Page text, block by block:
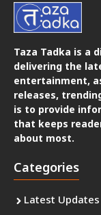
Taza Tadka is a
delivering the
entertainment,
releases,
is to provide
that keeps
about most.
Categories
Latest Updates